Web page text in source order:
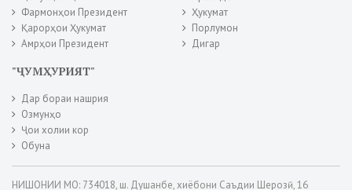
Фармонҳои Президент
Қарорҳои Ҳукумат
Амрҳои Президент
Ҳукумат
Порлумон
Дигар
"ҶУМҲУРИЯТ"
Дар бораи нашрия
Озмунҳо
Ҷои холии кор
Обуна
НИШОНИИ МО: 734018, ш. Душанбе, хиёбони Саъдии Шерозӣ, 16